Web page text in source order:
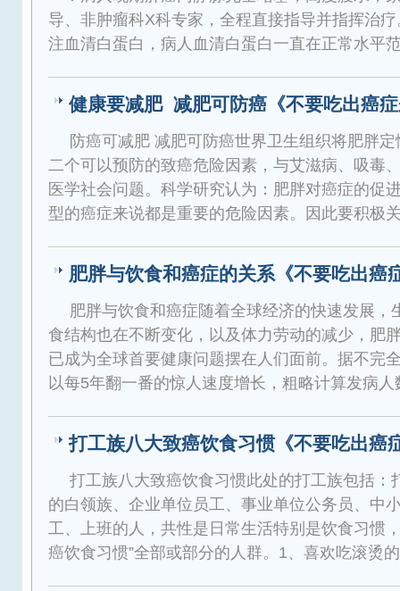
导、非肿瘤科X科专家，全程直接指导并指挥治
注血清白蛋白，病人血清白蛋白一直在正常水平
健康要减肥 减肥可防癌《不要吃出癌
防癌可减肥 减肥可防癌世界卫生组织将肥胖
二个可以预防的致癌危险因素，与艾滋病、吸毒
医学社会问题。科学研究认为：肥胖对癌症的促
型的癌症来说都是重要的危险因素。因此要积极
肥胖与饮食和癌症的关系《不要吃出癌
肥胖与饮食和癌症随着全球经济的快速发展，
食结构也在不断变化，以及体力劳动的减少，肥
已成为全球首要健康问题摆在人们面前。据不完
以每5年翻一番的惊人速度增长，粗略计算发病人
打工族八大致癌饮食习惯《不要吃出癌
打工族八大致癌饮食习惯此处的打工族包括：
的白领族、企业单位员工、事业单位公务员、
工、上班的人，共性是日常生活特别是饮食习惯
癌饮食习惯”全部或部分的人群。1、喜欢吃滚烫